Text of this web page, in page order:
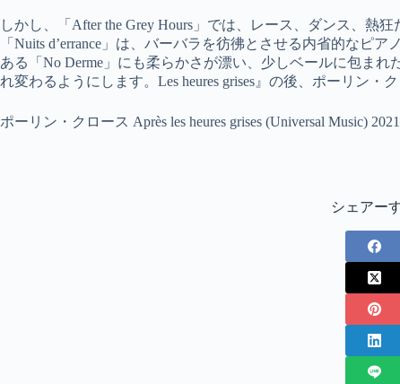
しかし、「After the Grey Hours」では、レース、ダンス、熱
「Nuits d’errance」は、バーバラを彷彿とさせる内省的なピ
ある「No Derme」にも柔らかさが漂い、少しベールに包ま
れ変わるようにします。Les heures grises』の後、ポーリン・
ポーリン・クロース Après les heures grises (Universal Music)
シェアー